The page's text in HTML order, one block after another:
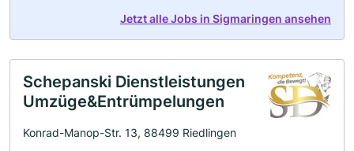
Jetzt alle Jobs in Sigmaringen ansehen
Schepanski Dienstleistungen
Umzüge&Entrümpelungen
Konrad-Manop-Str. 13, 88499 Riedlingen